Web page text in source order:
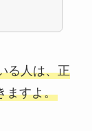
る人は、正
ますよ。